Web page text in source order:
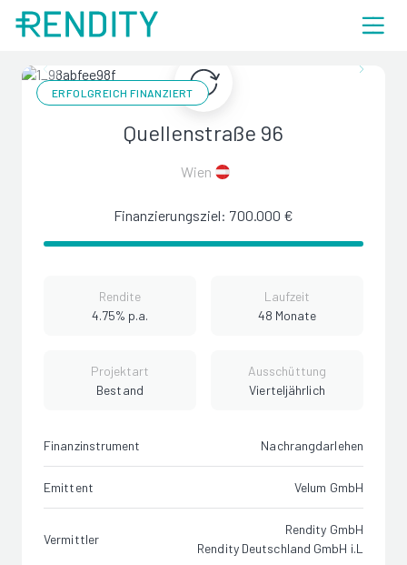
ERFOLGREICH FINANZIERT
Quellenstraße 96
Wien
Finanzierungsziel: 700.000 €
Rendite
4.75% p.a.
Laufzeit
48 Monate
Projektart
Bestand
Ausschüttung
Vierteljährlich
Finanzinstrument Nachrangdarlehen
Emittent Velum GmbH
Vermittler
Rendity GmbH
Rendity Deutschland GmbH i.L